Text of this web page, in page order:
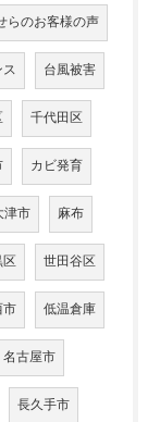
らのお客様の声
ス 台風被害
千代田区
カビ発育
津市 麻布
区 世田谷区
市 低温倉庫
名古屋市
長久手市